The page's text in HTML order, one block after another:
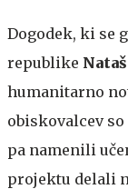
Dogodek, ki se
republike
humanitarno
obiskovalcev
pa namenili
projektu delali